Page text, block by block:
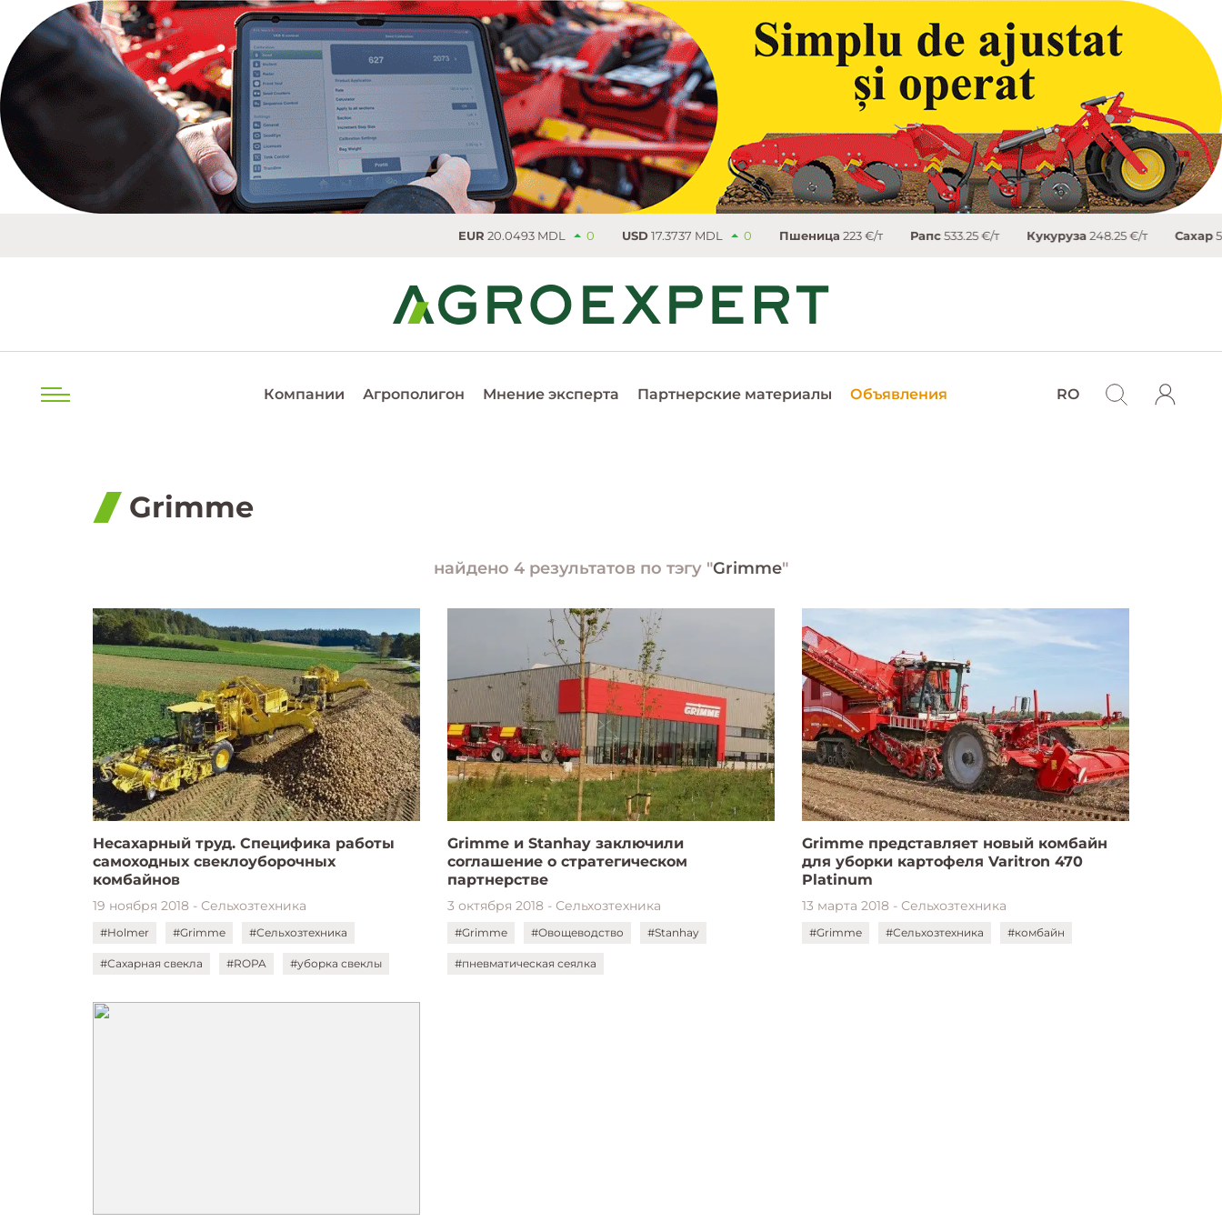
20.0493 MDL 0 USD 17.3737 MDL 0 Пшеница223 €/т Рапс 533.25 €/т Кукуруза248.25 €/т Сахар503.4
Компании Агрополигон Мнение эксперта Партнерские материалы Объявления RO
Grimme
найдено 4 результатов по тэгу "Grimme"
Несахарный труд. Специфика работы
самоходных свеклоуборочных
комбайнов
19 ноября 2018 - Сельхозтехника
#Holmer #Grimme #Сельхозтехника
#Сахарная свекла #ROPA #уборка свеклы
Grimme и Stanhay заключили
соглашение о стратегическом
партнерстве
3 октября 2018 - Сельхозтехника
#Grimme #Овощеводство #Stanhay
#пневматическая сеялка
Grimme представляет новый комбайн
для уборки картофеля Varitron 470
Platinum
13 марта 2018 - Сельхозтехника
#Grimme #Сельхозтехника #комбайн